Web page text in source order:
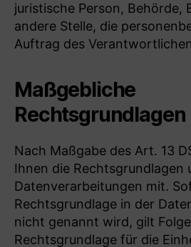
juristische Person, Behörde,
andere Stelle, die
Auftrag des
Maßgebliche
Rechtsgrundlagen
Nach Maßgabe des Art. 13
Ihnen die Rechtsgrundlagen
Datenverarbeitungen mit.
Rechtsgrundlage in der
nicht genannt wird, gilt
Rechtsgrundlage für die